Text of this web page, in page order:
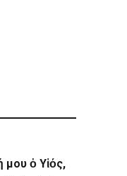
μου ὁ Υἱός,